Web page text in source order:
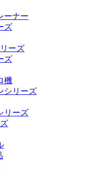
ーナー
ズ
ーズ
ズ
機
シリーズ
リーズ